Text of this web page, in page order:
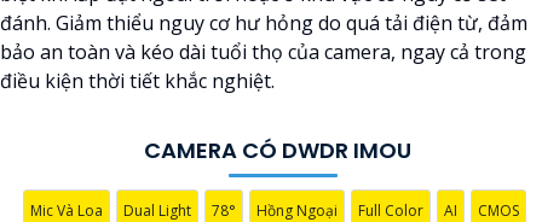
đánh. Giảm thiểu nguy cơ hư hỏng do quá tải điện từ, đảm
bảo an toàn và kéo dài tuổi thọ của camera, ngay cả trong
điều kiện thời tiết khắc nghiệt.
CAMERA CÓ DWDR IMOU
Mic Và Loa Dual Light 78° Hồng Ngoại Full Color AI CMOS